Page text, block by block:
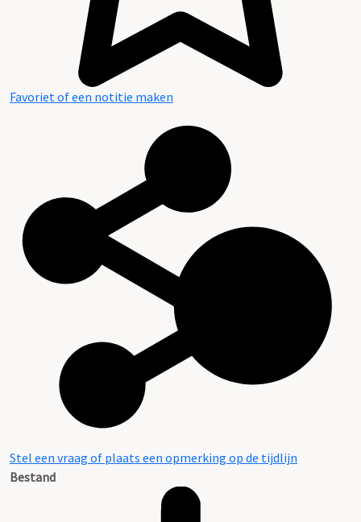
Favoriet of een notitie maken
Stel een vraag of plaats een opmerking op de tijdlijn
Bestand